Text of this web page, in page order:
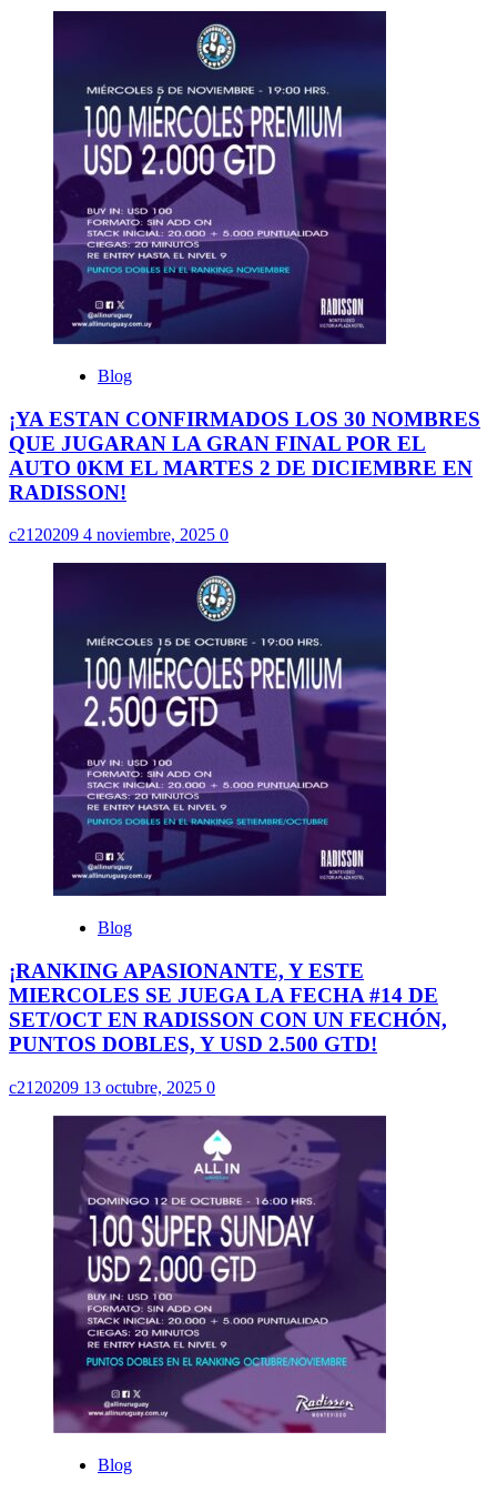
Blog
¡YA ESTAN CONFIRMADOS LOS 30 NOMBRES
QUE JUGARAN LA GRAN FINAL POR EL
AUTO 0KM EL MARTES 2 DE DICIEMBRE EN
RADISSON!
c2120209 4 noviembre, 2025 0
Blog
¡RANKING APASIONANTE, Y ESTE
MIERCOLES SE JUEGA LA FECHA #14 DE
SET/OCT EN RADISSON CON UN FECHÓN,
PUNTOS DOBLES, Y USD 2.500 GTD!
c2120209 13 octubre, 2025 0
Blog